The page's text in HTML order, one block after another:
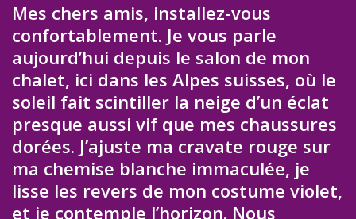
Mes chers amis, installez-vous
confortablement. Je vous parle
aujourd’hui depuis le salon de mon
chalet, ici dans les Alpes suisses, où le
soleil fait scintiller la neige d’un éclat
presque aussi vif que mes chaussures
dorées. J’ajuste ma cravate rouge sur
ma chemise blanche immaculée, je
lisse les revers de mon costume violet,
et je contemple l’horizon. Nous